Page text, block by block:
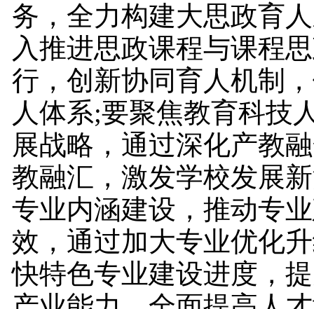
务，全力构建大思政育
入推进思政课程与课程
行，创新协同育人机制
人体系;要聚焦教育科技
展战略，通过深化产教
教融汇，激发学校发展
专业内涵建设，推动专
效，通过加大专业优化
快特色专业建设进度，